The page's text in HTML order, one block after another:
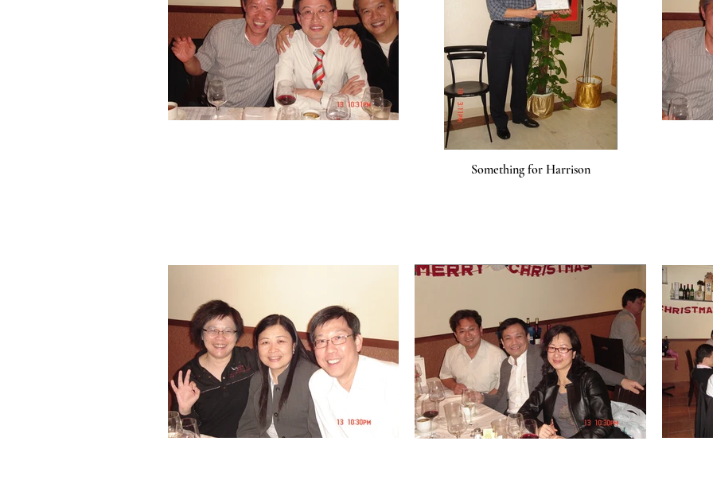
Something for Harrison